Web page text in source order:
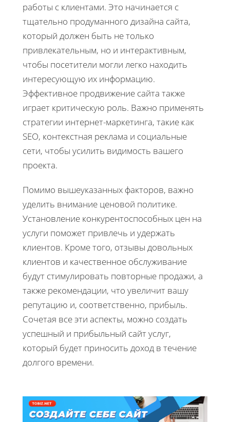
работы с клиентами. Это начинается с
тщательно продуманного дизайна сайта,
который должен быть не только
привлекательным, но и интерактивным,
чтобы посетители могли легко находить
интересующую их информацию.
Эффективное продвижение сайта также
играет критическую роль. Важно применять
стратегии интернет-маркетинга, такие как
SEO, контекстная реклама и социальные
сети, чтобы усилить видимость вашего
проекта.
Помимо вышеуказанных факторов, важно
уделить внимание ценовой политике.
Установление конкурентоспособных цен на
услуги поможет привлечь и удержать
клиентов. Кроме того, отзывы довольных
клиентов и качественное обслуживание
будут стимулировать повторные продажи, а
также рекомендации, что увеличит вашу
репутацию и, соответственно, прибыль.
Сочетая все эти аспекты, можно создать
успешный и прибыльный сайт услуг,
который будет приносить доход в течение
долгого времени.